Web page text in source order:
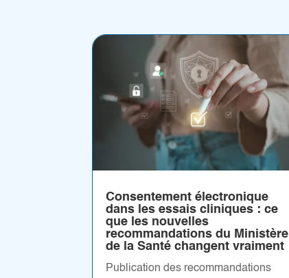
Consentement électronique
dans les essais cliniques : ce
que les nouvelles
recommandations du Ministère
de la Santé changent vraiment
Publication des recommandations